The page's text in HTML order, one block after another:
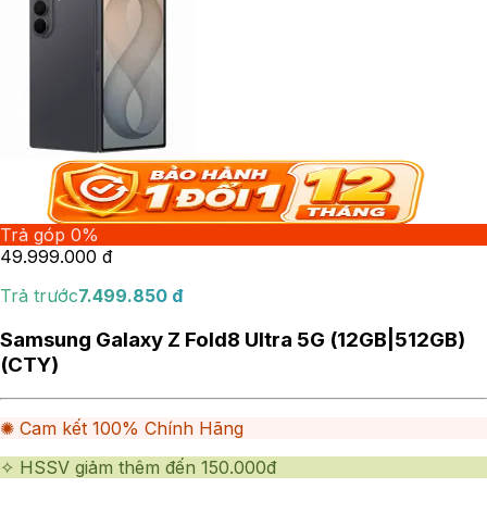
Trả góp 0%
49.999.000 đ
Trả trước7.499.850 đ
Samsung Galaxy Z Fold8 Ultra 5G (12GB|512GB)
(CTY)
✺ Cam kết 100% Chính Hãng
✧ HSSV giảm thêm đến 150.000đ